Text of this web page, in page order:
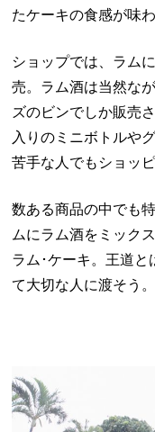
たケーキの食感が味
ショップでは、ラム
売。ラム酒は当然な
ズのビンでしか販売
入りのミニボトルや
苦手な人でもショッ
数ある商品の中でも
ムにラム酒をミック
ラム･ケーキ。王道と
て大切な人に渡そう